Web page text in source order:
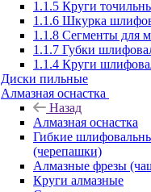
1.1.5 Круги
1.1.6 Шкурка
1.1.8 Сегменты для
1.1.7 Губки
1.1.4 Круги
Диски пильные
Алмазная оснастка
Назад
Алмазная оснастка
Гибкие
(черепашки)
Алмазные фрезы
Круги алмазные